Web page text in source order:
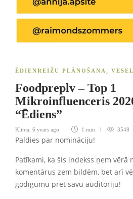
ĒDIENREIŽU PLĀNOŠANA ,
Foodpreplv – Top 1
Mikroinfluenceris
“Ēdiens”
Klinta 6 years ago 1 min 3548
Paldies par nomināciju!
Patīkami, ka šis indekss ņem vērā
komentārus zem bildēm, bet arī
godīgumu pret savu auditoriju!